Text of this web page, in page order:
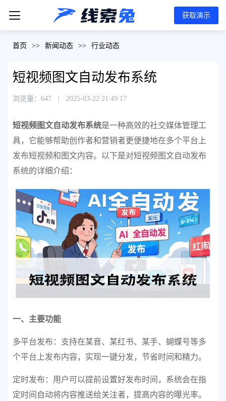
获取演示
首页 >> 新闻动态 >> 行业动态
短视频图文自动发布系统
浏览量：647 2025-03-22 21:49:17
短视频图文自动发布系统是一种高效的社交媒体管理工
具，它能够帮助创作者和营销者更便捷地在多个平台上
发布短视频和图文内容。以下是对短视频图文自动发布
系统的详细介绍：
一、主要功能
多平台发布：支持在某音、某红书、某手、蝴蝶号等多
个平台上发布内容，实现一键分发，节省时间和精力。
定时发布：用户可以提前设置好发布时间，系统会在指
定时间自动将内容推送给关注者，提高内容的曝光率。